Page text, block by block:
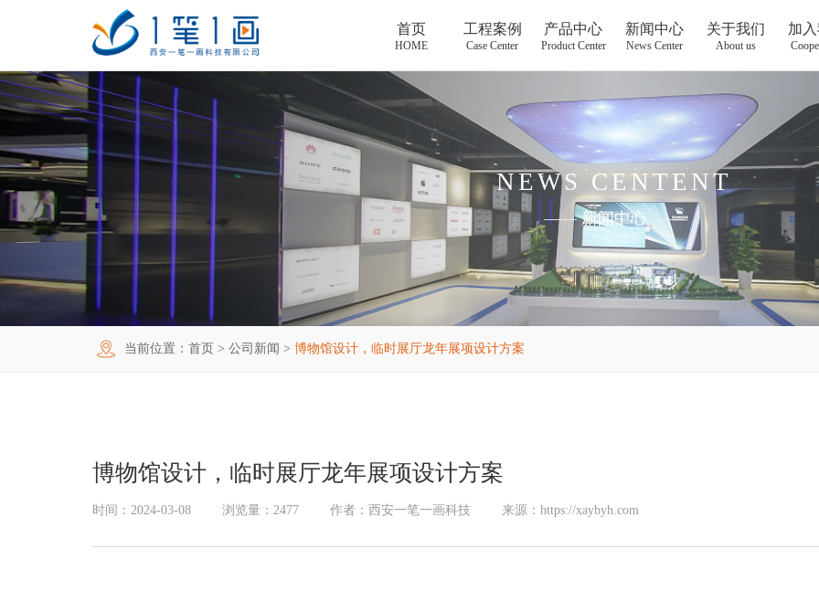
首页
HOME
工程案例
Case Center
产品中心
Product Center
新闻中心
News Center
关于我们
About us
加
首页
主题多媒体展厅
廉政警示展厅
禁毒教育基地
红色党建教育基地
产品中心
VR虚拟现实
触控一体机
创新展项
数字沙盘
特效屏幕
新闻中心
展厅资讯
常见问题
企业简介
企业文化
加入我们
合作代理
联系我们
NEWS CENTENT
—— 新闻中心 ——
当前位置： 首页 > 公司新闻 > 博物馆设计，临时展厅龙年展项设计方案
博物馆设计，临时展厅龙年展项设计方案
时间：2024-03-08 浏览量：2477 作者：西安一笔一画科技 来源：https://xaybyh.com